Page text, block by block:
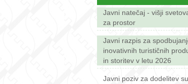
Javni natečaj - višji
za prostor
Javni razpis za
inovativnih turističnih
in storitev v letu 2026
Javni poziv za dodelitev